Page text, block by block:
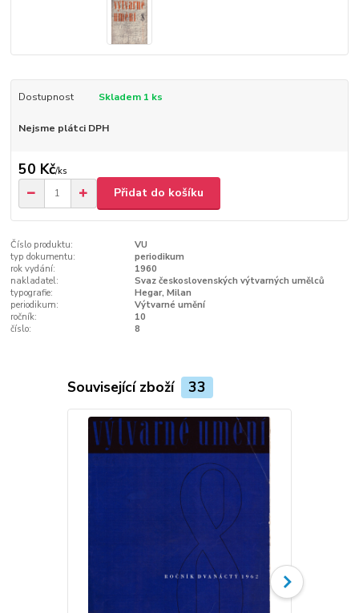
Dostupnost Skladem 1 ks
Nejsme plátci DPH
50 Kč/ks
Přidat do košíku
Číslo produktu:
VU
typ dokumentu:
periodikum
rok vydání:
1960
nakladatel:
Svaz československých výtvarných umělců
typografie:
Hegar, Milan
periodikum:
Výtvarné umění
ročník:
10
číslo:
8
Související zboží 33